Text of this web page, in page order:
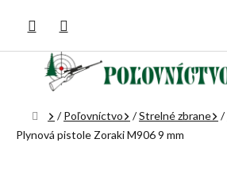
obsah
Domov
/ Poľovníctvo /Strelné zbrane /
Plynová pistole Zoraki M906 9 mm